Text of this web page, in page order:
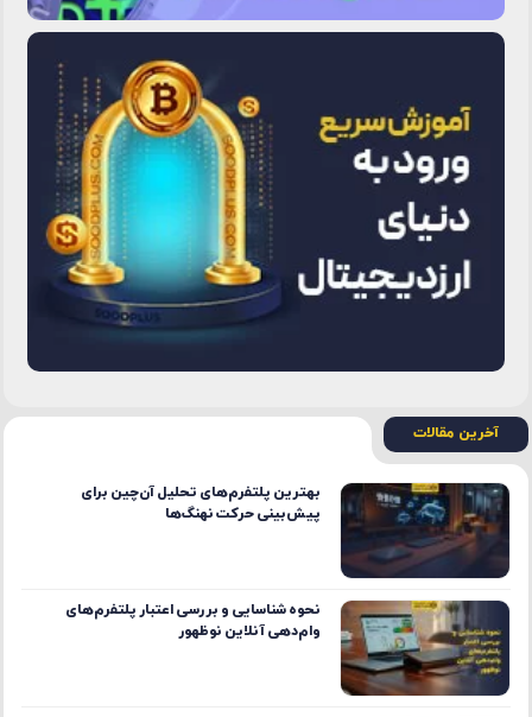
آخرین مقالات
بهترین پلتفرم‌های تحلیل آن‌چین برای
پیش‌بینی حرکت نهنگ‌ها
نحوه شناسایی و بررسی اعتبار پلتفرم‌های
وام‌دهی آنلاین نوظهور